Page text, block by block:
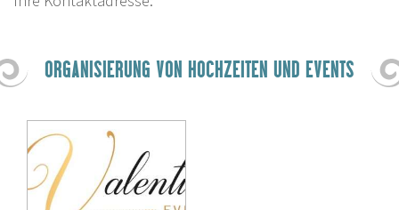
ORGANISIERUNG VON HOCHZEITEN UND EVENTS